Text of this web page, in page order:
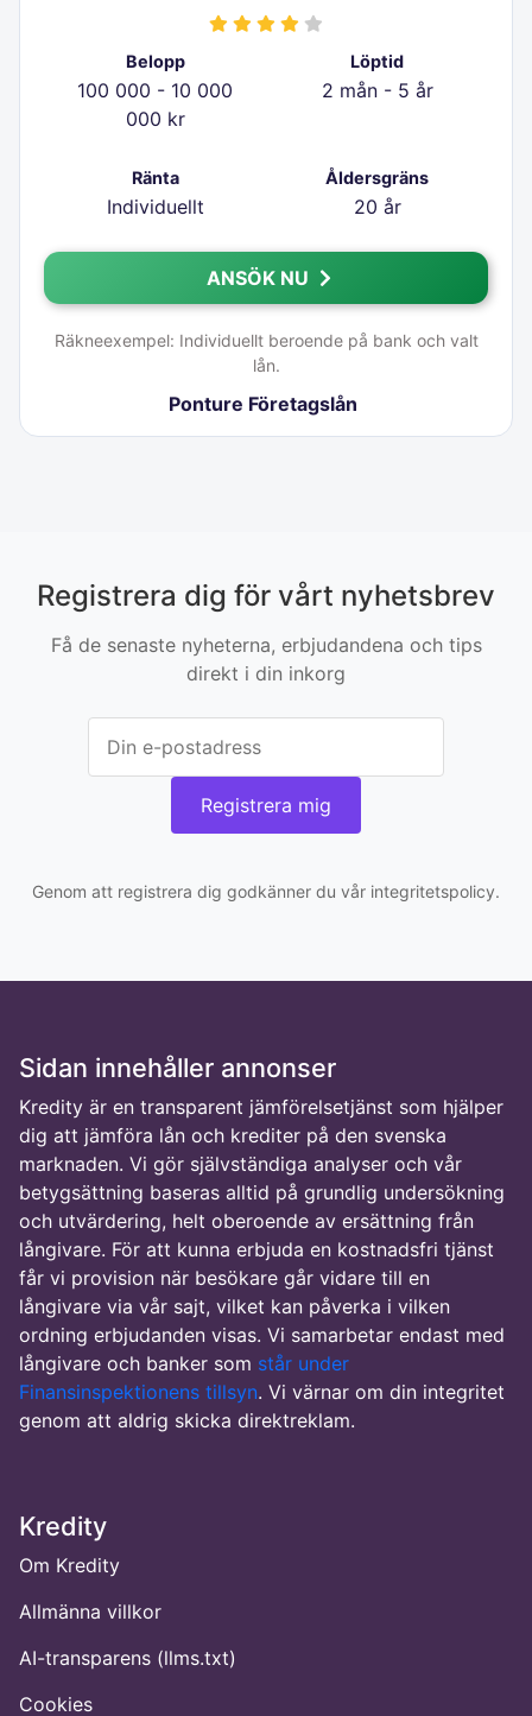
Belopp
100 000 - 10 000
000 kr
Löptid
2 mån - 5 år
Ränta
Individuellt
Åldersgräns
20 år
ANSÖK NU
Räkneexempel: Individuellt beroende på bank och valt
lån.
Ponture Företagslån
Registrera dig för vårt nyhetsbrev
Få de senaste nyheterna, erbjudandena och tips
direkt i din inkorg
Registrera mig
Genom att registrera dig godkänner du vår integritetspolicy.
Sidan innehåller annonser
Kredity är en transparent jämförelsetjänst som hjälper
dig att jämföra lån och krediter på den svenska
marknaden. Vi gör självständiga analyser och vår
betygsättning baseras alltid på grundlig undersökning
och utvärdering, helt oberoende av ersättning från
långivare. För att kunna erbjuda en kostnadsfri tjänst
får vi provision när besökare går vidare till en
långivare via vår sajt, vilket kan påverka i vilken
ordning erbjudanden visas. Vi samarbetar endast med
långivare och banker som står under
Finansinspektionens tillsyn. Vi värnar om din integritet
genom att aldrig skicka direktreklam.
Kredity
Om Kredity
Allmänna villkor
AI-transparens (llms.txt)
Cookies